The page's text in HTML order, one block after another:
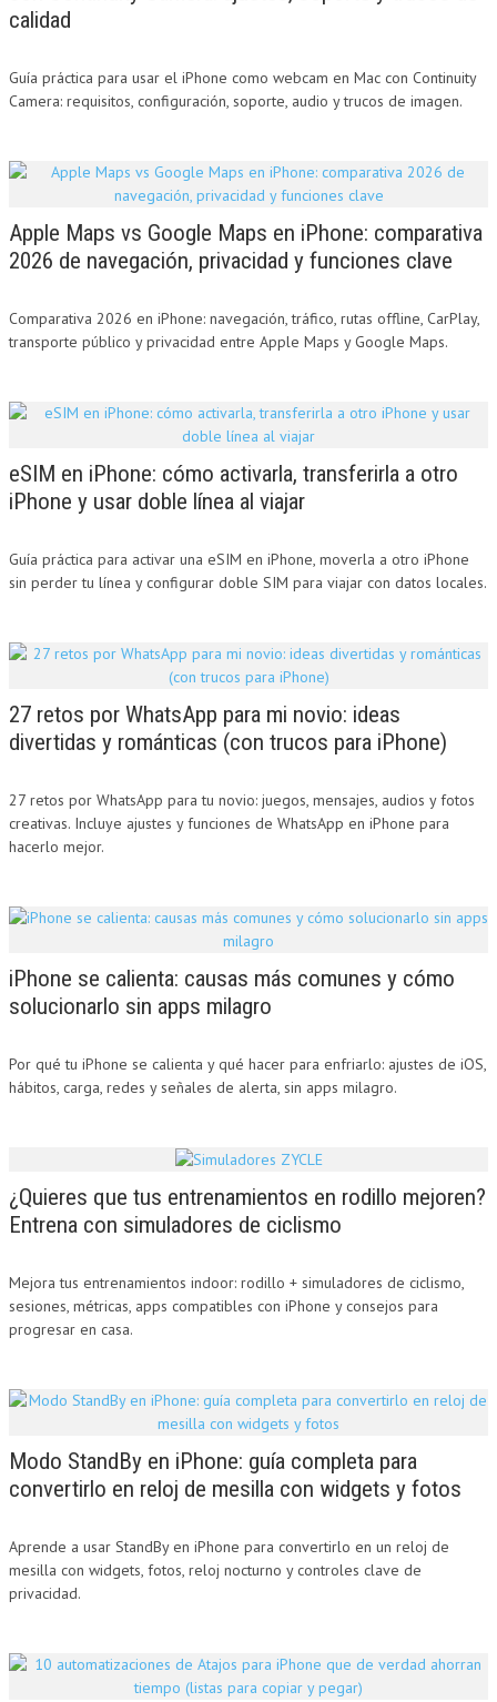
calidad
Guía práctica para usar el iPhone como webcam en Mac con Continuity
Camera: requisitos, configuración, soporte, audio y trucos de imagen.
Apple Maps vs Google Maps en iPhone: comparativa
2026 de navegación, privacidad y funciones clave
Comparativa 2026 en iPhone: navegación, tráfico, rutas offline, CarPlay,
transporte público y privacidad entre Apple Maps y Google Maps.
eSIM en iPhone: cómo activarla, transferirla a otro
iPhone y usar doble línea al viajar
Guía práctica para activar una eSIM en iPhone, moverla a otro iPhone
sin perder tu línea y configurar doble SIM para viajar con datos locales.
27 retos por WhatsApp para mi novio: ideas
divertidas y románticas (con trucos para iPhone)
27 retos por WhatsApp para tu novio: juegos, mensajes, audios y fotos
creativas. Incluye ajustes y funciones de WhatsApp en iPhone para
hacerlo mejor.
iPhone se calienta: causas más comunes y cómo
solucionarlo sin apps milagro
Por qué tu iPhone se calienta y qué hacer para enfriarlo: ajustes de iOS,
hábitos, carga, redes y señales de alerta, sin apps milagro.
¿Quieres que tus entrenamientos en rodillo mejoren?
Entrena con simuladores de ciclismo
Mejora tus entrenamientos indoor: rodillo + simuladores de ciclismo,
sesiones, métricas, apps compatibles con iPhone y consejos para
progresar en casa.
Modo StandBy en iPhone: guía completa para
convertirlo en reloj de mesilla con widgets y fotos
Aprende a usar StandBy en iPhone para convertirlo en un reloj de
mesilla con widgets, fotos, reloj nocturno y controles clave de
privacidad.